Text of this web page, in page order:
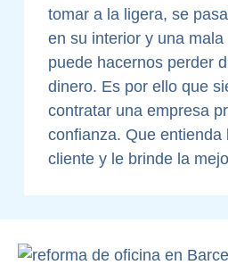
tomar a la ligera, se
en su interior y una mala
puede hacernos perder
dinero. Es por ello que
contratar una empresa
confianza. Que entienda
cliente y le brinde la